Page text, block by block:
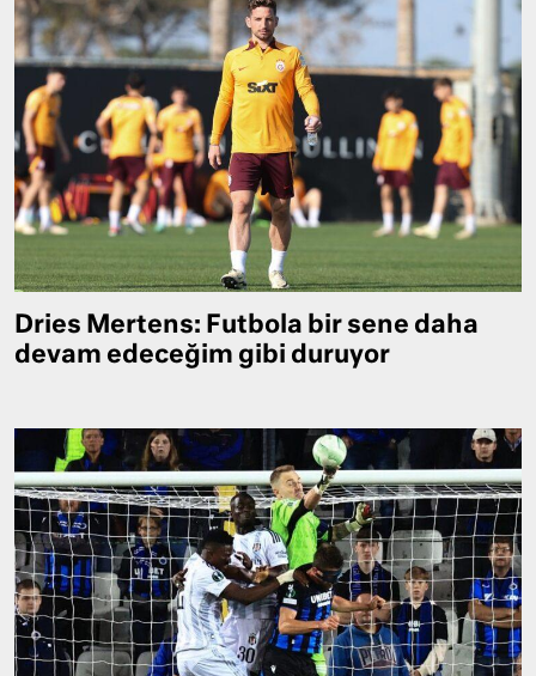
Dries Mertens: Futbola bir sene daha
devam edeceğim gibi duruyor